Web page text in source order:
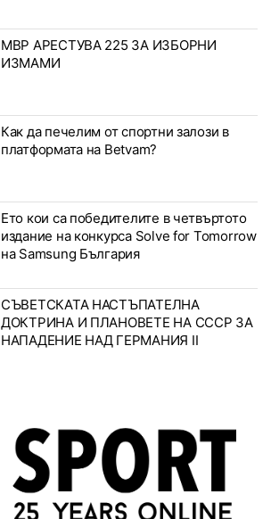
МВР АРЕСТУВА 225 ЗА ИЗБОРНИ
ИЗМАМИ
Как да печелим от спортни залози в
платформата на Betvam?
Ето кои са победителите в четвъртото
издание на конкурса Solve for Tomorrow
на Samsung България
СЪВЕТСКАТА НАСТЪПАТЕЛНА
ДОКТРИНА И ПЛАНОВЕТЕ НА СССР ЗА
НАПАДЕНИЕ НАД ГЕРМАНИЯ II